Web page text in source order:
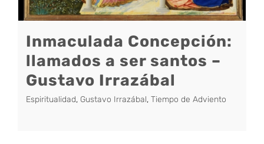
Inmaculada Concepción:
llamados a ser santos –
Gustavo Irrazábal
Espiritualidad, Gustavo Irrazábal, Tiempo de Adviento